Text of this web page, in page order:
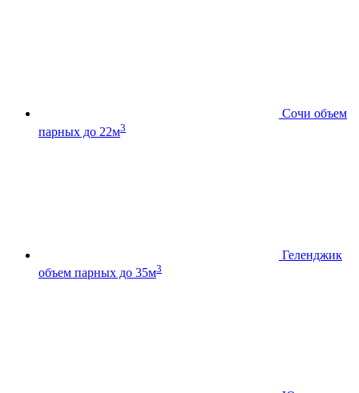
Сочи объем
парных до 22м3
Геленджик
объем парных до 35м3